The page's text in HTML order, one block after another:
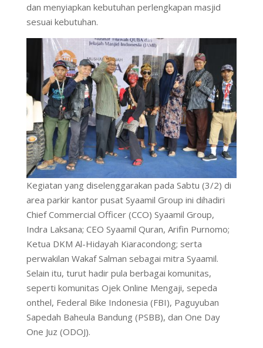
dan menyiapkan kebutuhan perlengkapan masjid
sesuai kebutuhan.
Kegiatan yang diselenggarakan pada Sabtu (3/2) di
area parkir kantor pusat Syaamil Group ini dihadiri
Chief Commercial Officer (CCO) Syaamil Group,
Indra Laksana; CEO Syaamil Quran, Arifin Purnomo;
Ketua DKM Al-Hidayah Kiaracondong; serta
perwakilan Wakaf Salman sebagai mitra Syaamil.
Selain itu, turut hadir pula berbagai komunitas,
seperti komunitas Ojek Online Mengaji, sepeda
onthel, Federal Bike Indonesia (FBI), Paguyuban
Sapedah Baheula Bandung (PSBB), dan One Day
One Juz (ODOJ).